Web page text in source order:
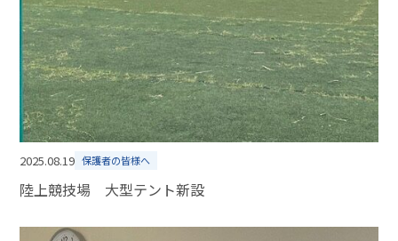
2025.08.19 保護者の皆様へ
陸上競技場 大型テント新設